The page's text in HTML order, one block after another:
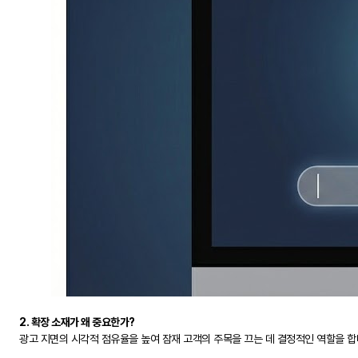
2. 확장 소재가 왜 중요한가?
광고 지면의 시각적 점유율을 높여 잠재 고객의 주목을 끄는 데 결정적인 역할을